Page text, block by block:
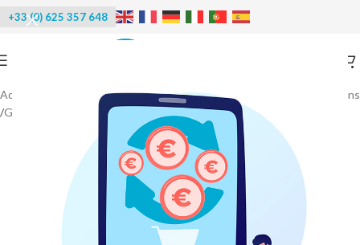
+33 (0) 625 357 648
Accueil Machines à glace/Machines à glaçons - Distributeurs de glaçons
/Glaçons Spika
-40%